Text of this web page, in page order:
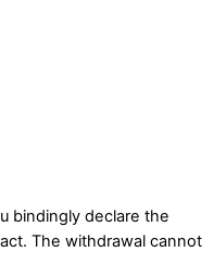
bindingly declare the
The withdrawal cannot